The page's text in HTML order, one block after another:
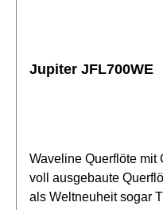
Jupiter JFL700WE
Waveline Querflöte
voll ausgebaute
als Weltneuheit sogar